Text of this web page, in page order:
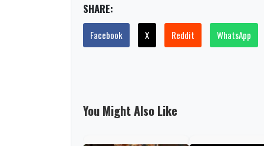
SHARE:
Facebook X Reddit WhatsApp
You Might Also Like